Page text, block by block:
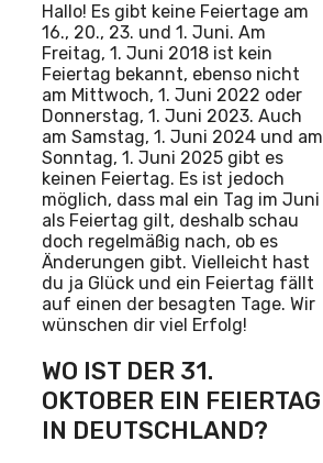
Hallo! Es gibt keine Feiertage am
16., 20., 23. und 1. Juni. Am
Freitag, 1. Juni 2018 ist kein
Feiertag bekannt, ebenso nicht
am Mittwoch, 1. Juni 2022 oder
Donnerstag, 1. Juni 2023. Auch
am Samstag, 1. Juni 2024 und am
Sonntag, 1. Juni 2025 gibt es
keinen Feiertag. Es ist jedoch
möglich, dass mal ein Tag im Juni
als Feiertag gilt, deshalb schau
doch regelmäßig nach, ob es
Änderungen gibt. Vielleicht hast
du ja Glück und ein Feiertag fällt
auf einen der besagten Tage. Wir
wünschen dir viel Erfolg!
WO IST DER 31.
OKTOBER EIN FEIERTAG
IN DEUTSCHLAND?